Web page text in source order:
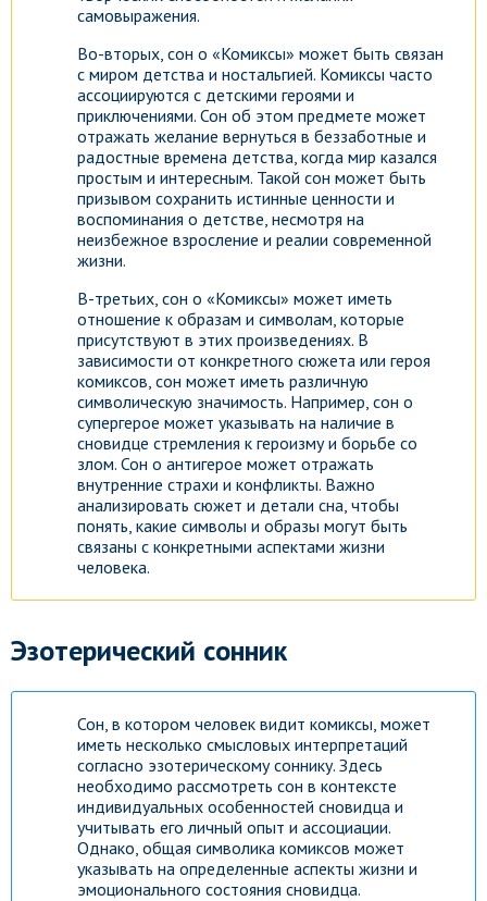
самовыражения.
Во-вторых, сон о «Комиксы» может быть связан
с миром детства и ностальгией. Комиксы часто
ассоциируются с детскими героями и
приключениями. Сон об этом предмете может
отражать желание вернуться в беззаботные и
радостные времена детства, когда мир казался
простым и интересным. Такой сон может быть
призывом сохранить истинные ценности и
воспоминания о детстве, несмотря на
неизбежное взросление и реалии современной
жизни.
В-третьих, сон о «Комиксы» может иметь
отношение к образам и символам, которые
присутствуют в этих произведениях. В
зависимости от конкретного сюжета или героя
комиксов, сон может иметь различную
символическую значимость. Например, сон о
супергерое может указывать на наличие в
сновидце стремления к героизму и борьбе со
злом. Сон о антигерое может отражать
внутренние страхи и конфликты. Важно
анализировать сюжет и детали сна, чтобы
понять, какие символы и образы могут быть
связаны с конкретными аспектами жизни
человека.
Эзотерический сонник
Сон, в котором человек видит комиксы, может
иметь несколько смысловых интерпретаций
согласно эзотерическому соннику. Здесь
необходимо рассмотреть сон в контексте
индивидуальных особенностей сновидца и
учитывать его личный опыт и ассоциации.
Однако, общая символика комиксов может
указывать на определенные аспекты жизни и
эмоционального состояния сновидца.